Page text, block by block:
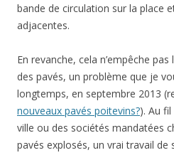
bande de circulation sur la place
adjacentes.
En revanche, cela n’empêche
des pavés, un problème que je
longtemps, en septembre 2013
nouveaux pavés poitevins?). Au
ville ou des sociétés mandatées
pavés explosés, un vrai travail de